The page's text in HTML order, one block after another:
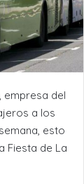
empresa del
a los
esto
Fiesta de La